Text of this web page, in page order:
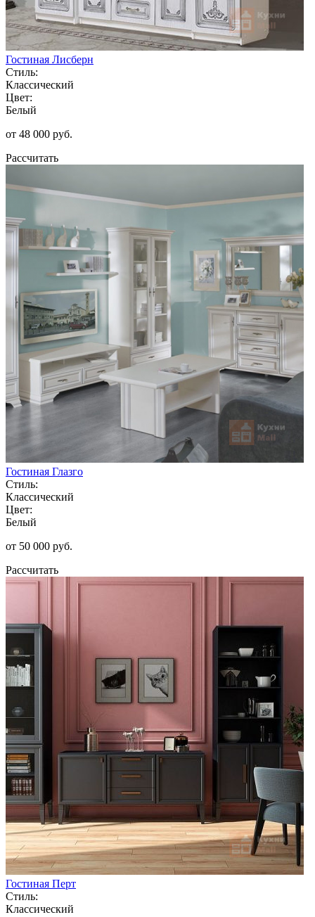
Гостиная Лисберн
Стиль:
Классический
Цвет:
Белый
от 48 000 руб.
Рассчитать
Гостиная Глазго
Стиль:
Классический
Цвет:
Белый
от 50 000 руб.
Рассчитать
Гостиная Перт
Стиль:
Классический